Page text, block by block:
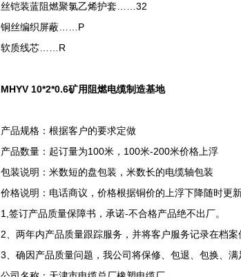
丝铠装蓝阻燃聚氯乙烯护套……32
铜丝编织屏蔽……P
软质线芯……R
MHYV 10*2*0.6矿用阻燃电缆制造基地
产品规格：根据客户的要求定做
产品数量：起订量为100米，100米-200米价格上浮
包装说明：米数短的盘包装，米数长的电缆轴包装
价格说明：电话商议，价格根据铜价的上浮下降随时更
1,签订产品质量保障书，承诺-不合格产品绝不出厂。
2、两年内产品质量跟踪服务，并将客户服务记录在档案
3、确因产品质量问题，我公司将保修、包退、包换、满